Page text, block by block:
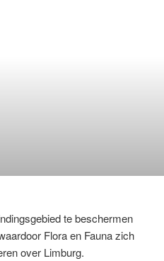
te beschermen
Flora en Fauna zich
over Limburg.